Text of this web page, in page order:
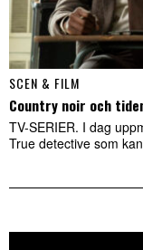
SCEN & FILM
Country noir och
TV-SERIER. I dag
True detective som